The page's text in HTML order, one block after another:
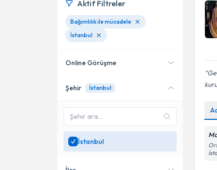
Aktif Filtreler
Bağımlılık ile mücadele
İstanbul
Online Görüşme
Online danışmanlık sunan
Sadeceİstanbul
uzman ara
Şehir İstanbul
İstanbul